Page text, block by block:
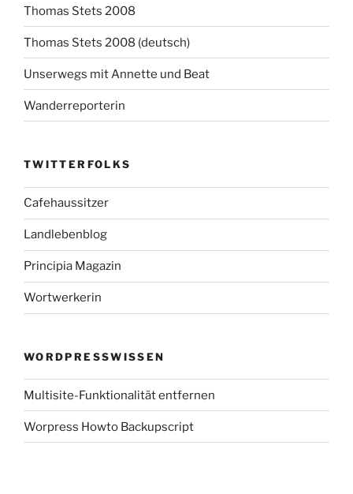
Thomas Stets 2008
Thomas Stets 2008 (deutsch)
Unserwegs mit Annette und Beat
Wanderreporterin
TWITTERFOLKS
Cafehaussitzer
Landlebenblog
Principia Magazin
Wortwerkerin
WORDPRESSWISSEN
Multisite-Funktionalität entfernen
Worpress Howto Backupscript